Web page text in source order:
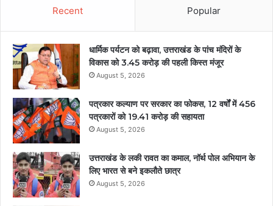
Recent Popular
धार्मिक पर्यटन को बढ़ावा, उत्तराखंड के पांच मंदिरों के
विकास को 3.45 करोड़ की पहली किस्त मंजूर
August 5, 2026
पत्रकार कल्याण पर सरकार का फोकस, 12 वर्षों में 456
पत्रकारों को 19.41 करोड़ की सहायता
August 5, 2026
उत्तराखंड के लकी रावत का कमाल, नॉर्थ पोल अभियान के
लिए भारत से बने इकलौते छात्र
August 5, 2026